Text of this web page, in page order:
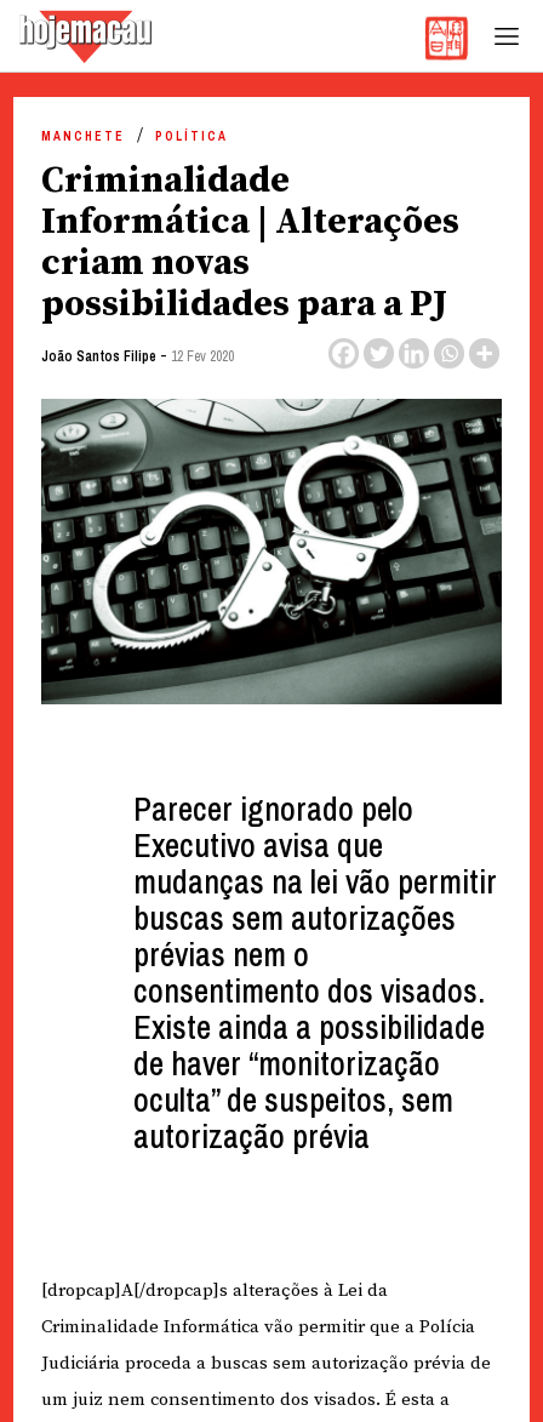
content
MANCHETE POLÍTICA
Criminalidade
Informática | Alterações
criam novas
possibilidades para a PJ
João Santos Filipe - 12 Fev 2020
Parecer ignorado pelo
Executivo avisa que
mudanças na lei vão permitir
buscas sem autorizações
prévias nem o
consentimento dos visados.
Existe ainda a possibilidade
de haver “monitorização
oculta” de suspeitos, sem
autorização prévia
[dropcap]A[/dropcap]s alterações à Lei da
Criminalidade Informática vão permitir que a Polícia
Judiciária proceda a buscas sem autorização prévia de
um juiz nem consentimento dos visados. É esta a